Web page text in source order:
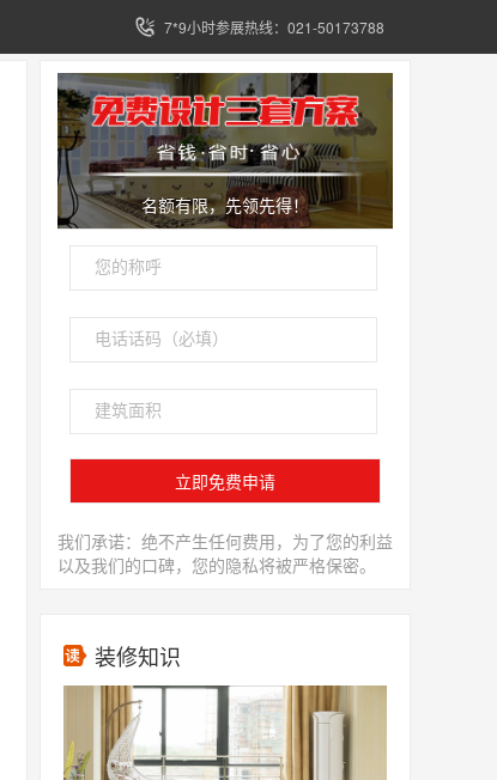
7*9小时参展热线：021-50173788
名额有限，先领先得！
我们承诺：绝不产生任何费用，为了您的利益
以及我们的口碑，您的隐私将被严格保密。
装修知识